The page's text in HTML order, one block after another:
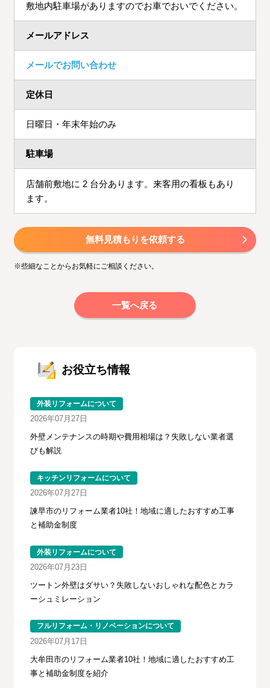
敷地内駐車場がありますのでお車でおいでください。
メールアドレス
メールでお問い合わせ
定休日
日曜日・年末年始のみ
駐車場
店舗前敷地に 2 台分あります。来客用の看板もあり
ます。
無料見積もりを依頼する
※些細なことからお気軽にご相談ください。
一覧へ戻る
お役立ち情報
外装リフォームについて
2026年07月27日
外壁メンテナンスの時期や費用相場は？失敗しない業者選
びも解説
キッチンリフォームについて
2026年07月27日
諫早市のリフォーム業者10社！地域に適したおすすめ工事
と補助金制度
外装リフォームについて
2026年07月23日
ツートン外壁はダサい？失敗しないおしゃれな配色とカラ
ーシュミレーション
フルリフォーム・リノベーションについて
2026年07月17日
大牟田市のリフォーム業者10社！地域に適したおすすめ工
事と補助金制度を紹介